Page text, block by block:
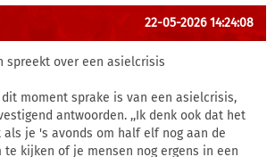
22-05-2026 14:24:08
spreekt over een asielcrisis
moment sprake is van een asielcrisis,
antwoorden. ,,Ik denk ook dat het
als je 's avonds om half elf nog aan de
kijken of je mensen nog ergens in een